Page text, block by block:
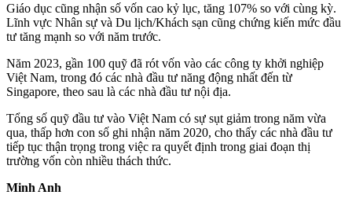
Giáo dục cũng nhận số vốn cao kỷ lục, tăng 107% so với cùng kỳ.
Lĩnh vực Nhân sự và Du lịch/Khách sạn cũng chứng kiến mức đầu
tư tăng mạnh so với năm trước.
Năm 2023, gần 100 quỹ đã rót vốn vào các công ty khởi nghiệp
Việt Nam, trong đó các nhà đầu tư năng động nhất đến từ
Singapore, theo sau là các nhà đầu tư nội địa.
Tổng số quỹ đầu tư vào Việt Nam có sự sụt giảm trong năm vừa
qua, thấp hơn con số ghi nhận năm 2020, cho thấy các nhà đầu tư
tiếp tục thận trọng trong việc ra quyết định trong giai đoạn thị
trường vốn còn nhiều thách thức.
Minh Anh